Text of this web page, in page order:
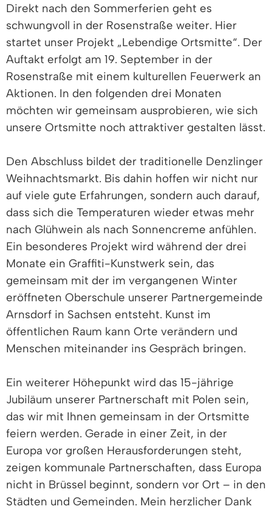
Direkt nach den Sommerferien geht es
schwungvoll in der Rosenstraße weiter. Hier
startet unser Projekt „Lebendige Ortsmitte“. Der
Auftakt erfolgt am 19. September in der
Rosenstraße mit einem kulturellen Feuerwerk an
Aktionen. In den folgenden drei Monaten
möchten wir gemeinsam ausprobieren, wie sich
unsere Ortsmitte noch attraktiver gestalten lässt.
Den Abschluss bildet der traditionelle Denzlinger
Weihnachtsmarkt. Bis dahin hoffen wir nicht nur
auf viele gute Erfahrungen, sondern auch darauf,
dass sich die Temperaturen wieder etwas mehr
nach Glühwein als nach Sonnencreme anfühlen.
Ein besonderes Projekt wird während der drei
Monate ein Graffiti-Kunstwerk sein, das
gemeinsam mit der im vergangenen Winter
eröffneten Oberschule unserer Partnergemeinde
Arnsdorf in Sachsen entsteht. Kunst im
öffentlichen Raum kann Orte verändern und
Menschen miteinander ins Gespräch bringen.
Ein weiterer Höhepunkt wird das 15-jährige
Jubiläum unserer Partnerschaft mit Polen sein,
das wir mit Ihnen gemeinsam in der Ortsmitte
feiern werden. Gerade in einer Zeit, in der
Europa vor großen Herausforderungen steht,
zeigen kommunale Partnerschaften, dass Europa
nicht in Brüssel beginnt, sondern vor Ort – in den
Städten und Gemeinden. Mein herzlicher Dank